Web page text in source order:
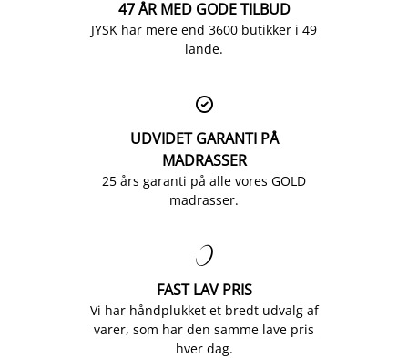
47 ÅR MED GODE TILBUD
JYSK har mere end 3600 butikker i 49
lande.

UDVIDET GARANTI PÅ
MADRASSER
25 års garanti på alle vores GOLD
madrasser.

FAST LAV PRIS
Vi har håndplukket et bredt udvalg af
varer, som har den samme lave pris
hver dag.